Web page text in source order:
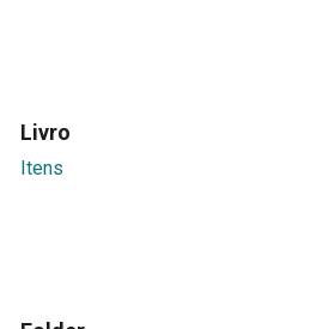
Livro
Itens